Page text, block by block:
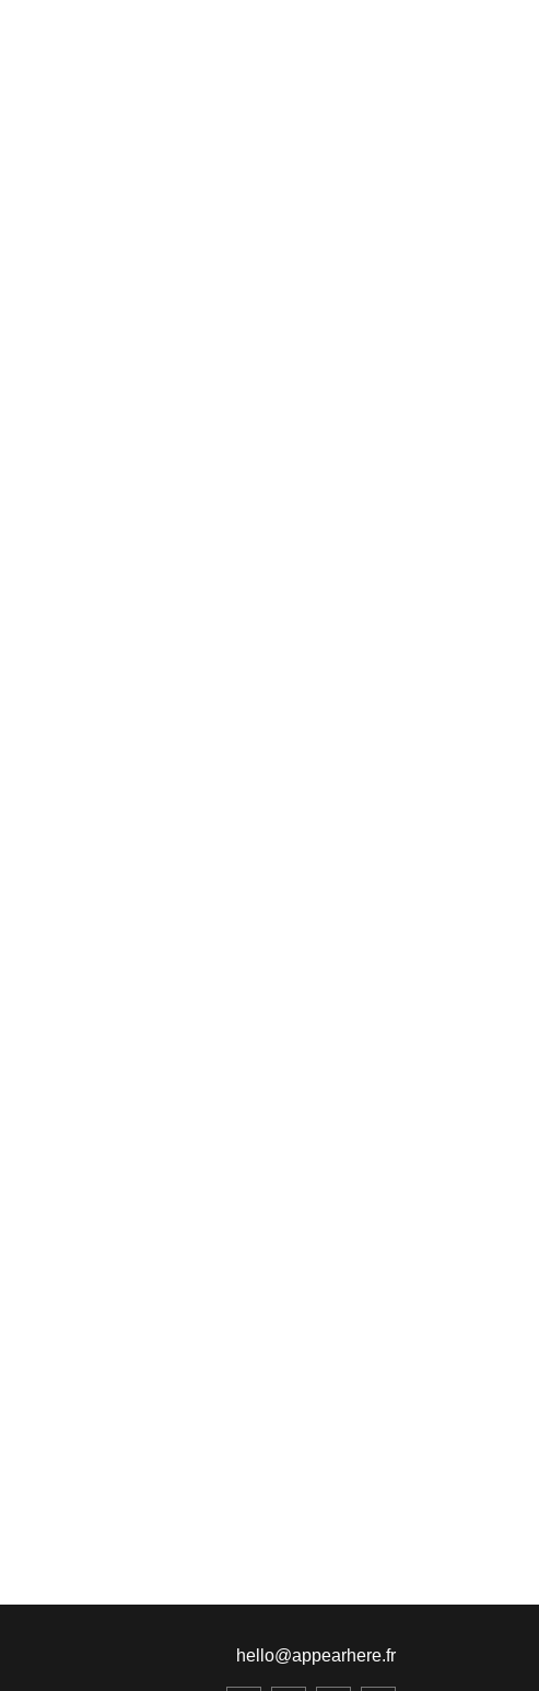
hello@appearhere.fr